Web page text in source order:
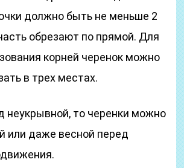
должно быть не меньше 2
обрезают по прямой. Для
корней черенок можно
в трех местах.
неукрывной, то черенки можно
или даже весной перед